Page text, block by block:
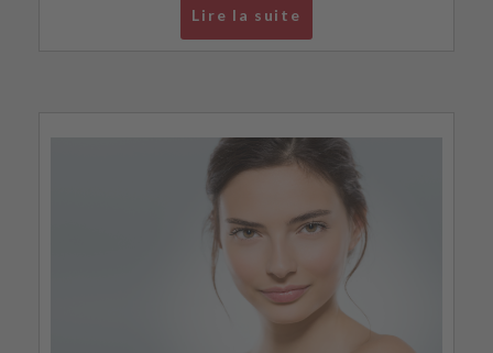
Lire la suite